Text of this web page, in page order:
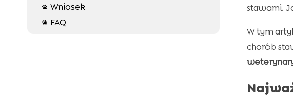
 Wniosek
 FAQ
stawami.
W tym
chorób